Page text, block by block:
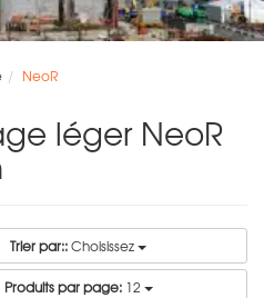
NeoR
léger NeoR
Trier par::Choisissez
Produits par page: 12